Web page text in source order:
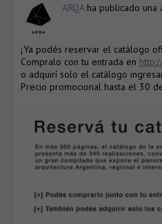
ARQAha publicado una
¡Ya podés reservar el catálogo
Compralo con tu entrada en
o adquirí solo el catálogo
Precio promocional hasta el 30